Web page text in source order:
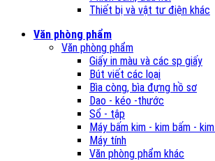
Thiết bị và vật tư điện khác
Văn phòng phẩm
Văn phòng phẩm
Giấy in màu và các sp giấy
Bút viết các loại
Bìa còng, bìa đựng hồ sơ
Dao - kéo -thước
Sổ - tập
Máy bấm kim - kim bấm -
Máy tính
Văn phòng phẩm khác